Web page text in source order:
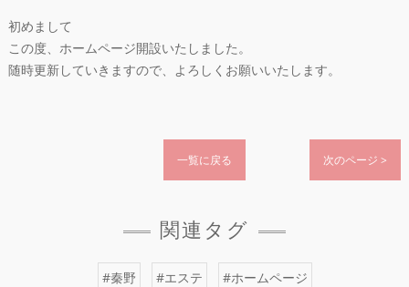
初めまして
この度、ホームページ開設いたしました。
随時更新していきますので、よろしくお願いいたします。
一覧に戻る 次のページ >
関連タグ
#秦野 #エステ #ホームページ